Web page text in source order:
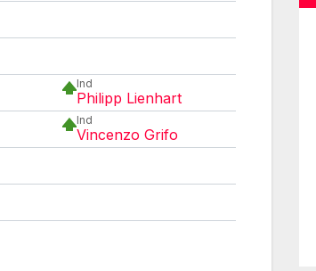
Ind
Philipp Lienhart
Ind
Vincenzo Grifo